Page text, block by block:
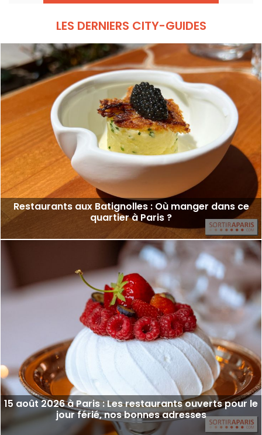
LES DERNIERS CITY-GUIDES
Restaurants aux Batignolles : Où manger dans ce
quartier à Paris ?
15 août 2026 à Paris : Les restaurants ouverts pour le
jour férié, nos bonnes adresses